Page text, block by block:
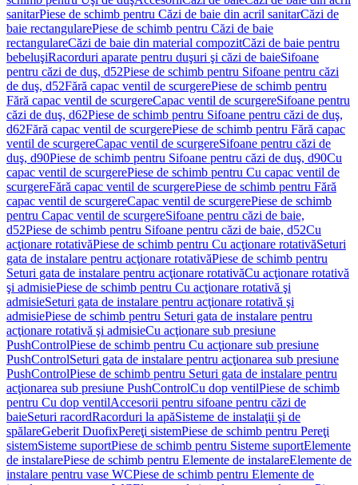
sanitarPiese de schimb pentru Căzi de baie din acril sanitarCăzi de
baie rectangularePiese de schimb pentru Căzi de baie
rectangulareCăzi de baie din material compozitCăzi de baie pentru
bebeluşiRacorduri aparate pentru duşuri şi căzi de baieSifoane
pentru căzi de duş, d52Piese de schimb pentru Sifoane pentru căzi
de duş, d52Fără capac ventil de scurgerePiese de schimb pentru
Fără capac ventil de scurgereCapac ventil de scurgereSifoane pentru
căzi de duş, d62Piese de schimb pentru Sifoane pentru căzi de duş,
d62Fără capac ventil de scurgerePiese de schimb pentru Fără capac
ventil de scurgereCapac ventil de scurgereSifoane pentru căzi de
duş, d90Piese de schimb pentru Sifoane pentru căzi de duş, d90Cu
capac ventil de scurgerePiese de schimb pentru Cu capac ventil de
scurgereFără capac ventil de scurgerePiese de schimb pentru Fără
capac ventil de scurgereCapac ventil de scurgerePiese de schimb
pentru Capac ventil de scurgereSifoane pentru căzi de baie,
d52Piese de schimb pentru Sifoane pentru căzi de baie, d52Cu
acţionare rotativăPiese de schimb pentru Cu acţionare rotativăSeturi
gata de instalare pentru acţionare rotativăPiese de schimb pentru
Seturi gata de instalare pentru acţionare rotativăCu acţionare rotativă
şi admisiePiese de schimb pentru Cu acţionare rotativă şi
admisieSeturi gata de instalare pentru acţionare rotativă şi
admisiePiese de schimb pentru Seturi gata de instalare pentru
acţionare rotativă şi admisieCu acţionare sub presiune
PushControlPiese de schimb pentru Cu acţionare sub presiune
PushControlSeturi gata de instalare pentru acţionarea sub presiune
PushControlPiese de schimb pentru Seturi gata de instalare pentru
acţionarea sub presiune PushControlCu dop ventilPiese de schimb
pentru Cu dop ventilAccesorii pentru sifoane pentru căzi de
baieSeturi racordRacorduri la apăSisteme de instalaţii şi de
spălareGeberit DuofixPereţi sistemPiese de schimb pentru Pereţi
sistemSisteme suportPiese de schimb pentru Sisteme suportElemente
de instalarePiese de schimb pentru Elemente de instalareElemente de
instalare pentru vase WCPiese de schimb pentru Elemente de